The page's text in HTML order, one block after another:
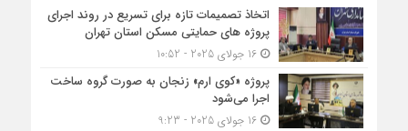
اتخاذ تصمیمات تازه برای تسریع در روند اجرای
پروژه های حمایتی مسکن استان تهران
16 جولای 2025 - 10:52
پروژه «کوی ارم» زنجان به صورت گروه ساخت
اجرا می‌شود
16 جولای 2025 - 9:23